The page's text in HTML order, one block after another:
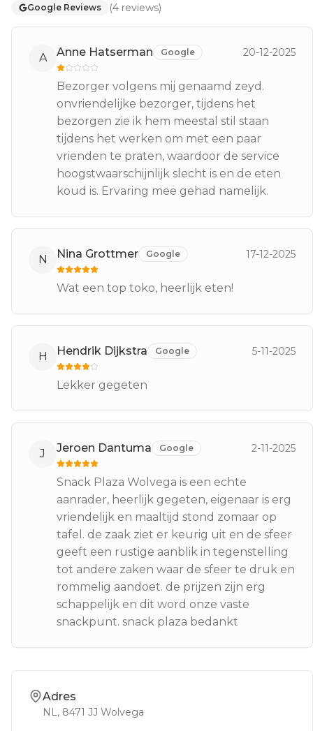
Google Reviews (4 reviews)
A Anne Hatserman Google 20-12-2025
Bezorger volgens mij genaamd zeyd.
onvriendelijke bezorger, tijdens het
bezorgen zie ik hem meestal stil staan
tijdens het werken om met een paar
vrienden te praten, waardoor de service
hoogstwaarschijnlijk slecht is en de eten
koud is. Ervaring mee gehad namelijk.
N Nina Grottmer Google 17-12-2025
Wat een top toko, heerlijk eten!
H Hendrik Dijkstra Google 5-11-2025
Lekker gegeten
J Jeroen Dantuma Google 2-11-2025
Snack Plaza Wolvega is een echte
aanrader, heerlijk gegeten, eigenaar is erg
vriendelijk en maaltijd stond zomaar op
tafel. de zaak ziet er keurig uit en de sfeer
geeft een rustige aanblik in tegenstelling
tot andere zaken waar de sfeer te druk en
rommelig aandoet. de prijzen zijn erg
schappelijk en dit word onze vaste
snackpunt. snack plaza bedankt
Adres
NL , 8471 JJ Wolvega